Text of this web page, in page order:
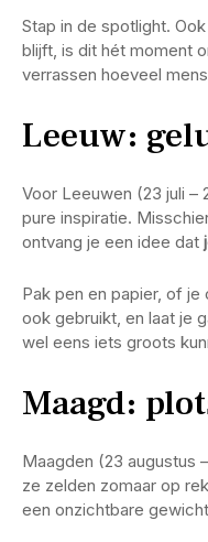
Stap in de spotlight.
blijft, is dit hét moment
verrassen hoeveel
Leeuw:
Voor Leeuwen (23 juli –
pure inspiratie.
ontvang je een idee dat
Pak pen en papier, of
ook gebruikt, en laat je
wel eens iets groots
Maagd:
Maagden (23 augustus
ze zelden zomaar op
een onzichtbare